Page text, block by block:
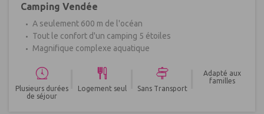
Camping Vendée
A seulement 600 m de l'océan
Tout le confort d'un camping 5 étoiles
Magnifique complexe aquatique
Plusieurs durées
de séjour
Logement seul Sans Transport
Adapté aux
familles